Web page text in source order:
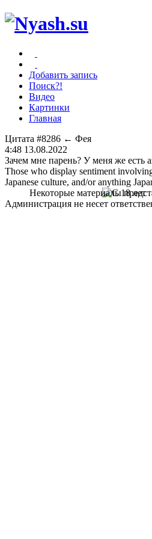
Добавить запись
Поиск?!
Видео
Картинки
Главная
Цитата #8286 ← Фея
4:48 13.08.2022
Зачем мне парень? У меня же есть
Those who display sentiment
Japanese culture, and/or anything
Некоторые материалы
Администрация не несет